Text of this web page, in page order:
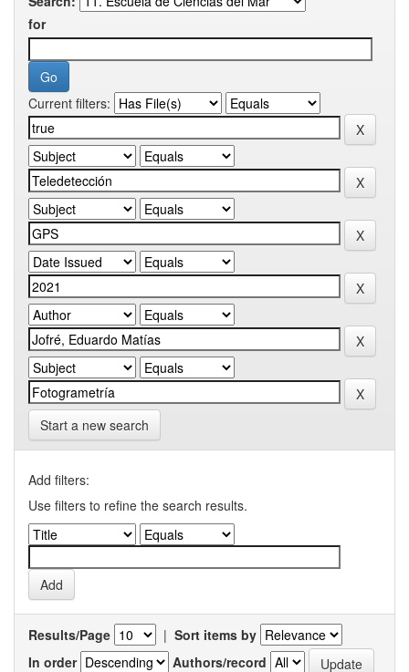
for
Current filters:
Start a new search
Add filters:
Use filters to refine the search results.
Results/Page | Sort items by
In order
Authors/record